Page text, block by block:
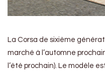
La Corsa de sixième
marché à l’automne
l’été prochain). Le modèle